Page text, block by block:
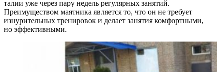
талии уже через пару недель регулярных занятий.
Преимуществом маятника является то, что он не требует
изнурительных тренировок и делает занятия комфортными,
но эффективными.